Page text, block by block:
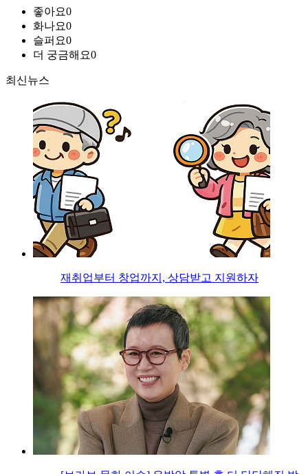
좋아요0
화나요0
슬퍼요0
더 궁금해요0
최신뉴스
재취업부터 창업까지, 상담받고 지원하자